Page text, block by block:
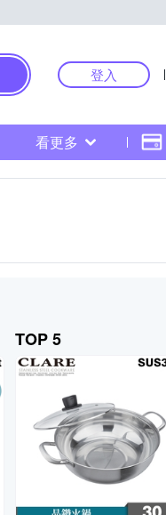
登入
看更多
TOP 5